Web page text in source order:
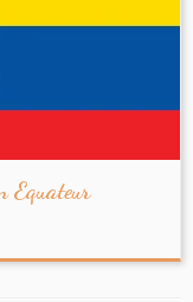
Equateur